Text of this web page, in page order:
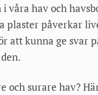
hav och
plaster påverkar
att kunna ge svar
och surare hav?